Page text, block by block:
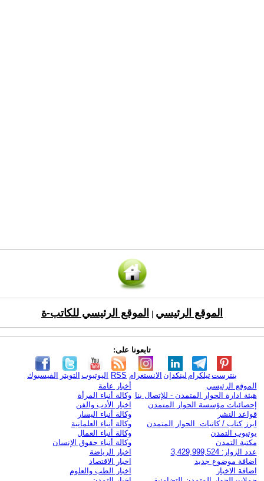
الموقع الرئيسي الموقع الرئيسي للكاتب-ة
تابعونا على:
الفيسبوك التويتر اليوتيوب RSS الانستغرام لينكدإن تيلكرامبنترست
الموقع الرئيسي
هيئة ادارة الحوار المتمدن - للإتصال بنا
إحصائيات مؤسسة الحوار المتمدن
قواعد النشر
ابرز كتاب / كاتبات الحوار المتمدن
يوتيوب التمدن
مكتبة التمدن
عدد الزوار: 3,429,999,524
اضافة موضوع جديد
اضافة الاخبار
أخبار عامة
وكالة أنباء المرأة
اخبار الأدب والفن
وكالة أنباء اليسار
وكالة أنباء العلمانية
وكالة أنباء العمال
وكالة أنباء حقوق الإنسان
اخبار الرياضة
اخبار الاقتصاد
اخبار الطب والعلوم